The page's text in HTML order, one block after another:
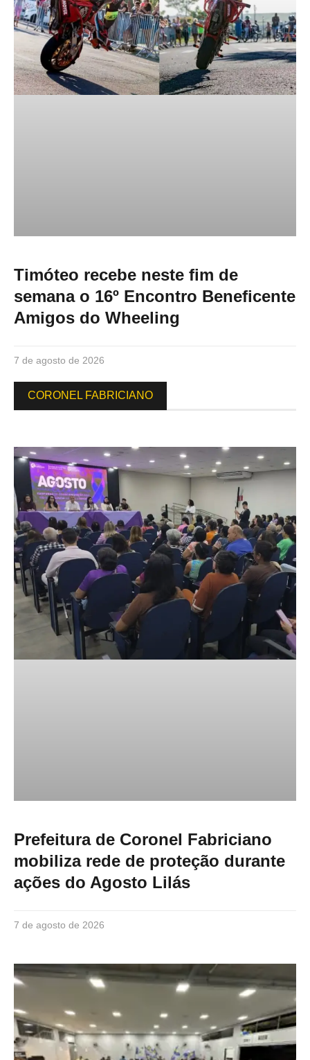
Timóteo recebe neste fim de
semana o 16º Encontro Beneficente
Amigos do Wheeling
7 de agosto de 2026
CORONEL FABRICIANO
Prefeitura de Coronel Fabriciano
mobiliza rede de proteção durante
ações do Agosto Lilás
7 de agosto de 2026